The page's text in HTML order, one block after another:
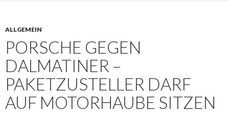
ALLGEMEIN
PORSCHE GEGEN
DALMATINER –
PAKETZUSTELLER DARF
AUF MOTORHAUBE SITZEN